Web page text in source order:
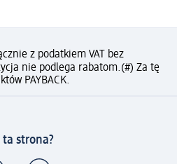
z podatkiem VAT bez
nie podlega rabatom.(#) Za tę
PAYBACK.
ta strona?